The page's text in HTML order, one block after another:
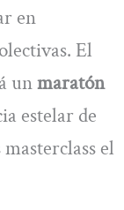
en
El
unmaratón
estelar de
el